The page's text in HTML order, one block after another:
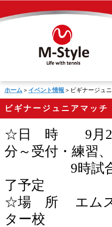
ホーム＞ イベント情報 ＞ビギナージュ
ビギナージュニアマッ
☆日 時 9月
分～受付・練習、
9時試
了予定
☆場 所 エムス
ター校